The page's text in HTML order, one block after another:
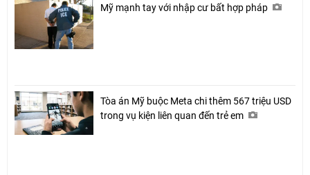
Mỹ mạnh tay với nhập cư bất hợp pháp
Tòa án Mỹ buộc Meta chi thêm 567 triệu USD
trong vụ kiện liên quan đến trẻ em